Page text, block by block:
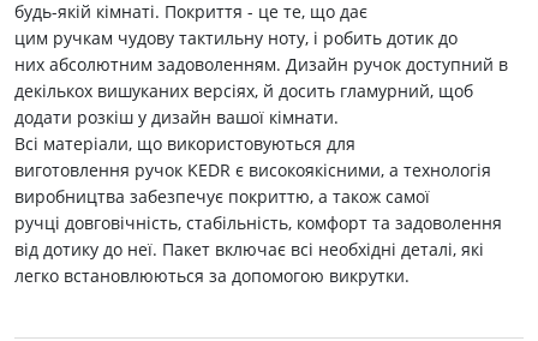
будь-якій кімнаті. Покриття - це те, що дає
цим ручкам чудову тактильну ноту, і робить дотик до
них абсолютним задоволенням. Дизайн ручок доступний в
декількох вишуканих версіях, й досить гламурний, щоб
додати розкіш у дизайн вашої кімнати.
Всі матеріали, що використовуються для
виготовлення ручок KEDR є високоякісними, а технологія
виробництва забезпечує покриттю, а також самої
ручці довговічність, стабільність, комфорт та задоволення
від дотику до неї. Пакет включає всі необхідні деталі, які
легко встановлюються за допомогою викрутки.